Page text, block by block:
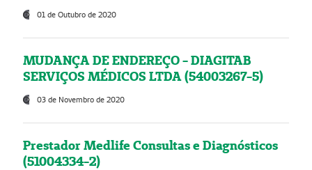
01 de Outubro de 2020
MUDANÇA DE ENDEREÇO - DIAGITAB
SERVIÇOS MÉDICOS LTDA (54003267-5)
03 de Novembro de 2020
Prestador Medlife Consultas e Diagnósticos
(51004334-2)